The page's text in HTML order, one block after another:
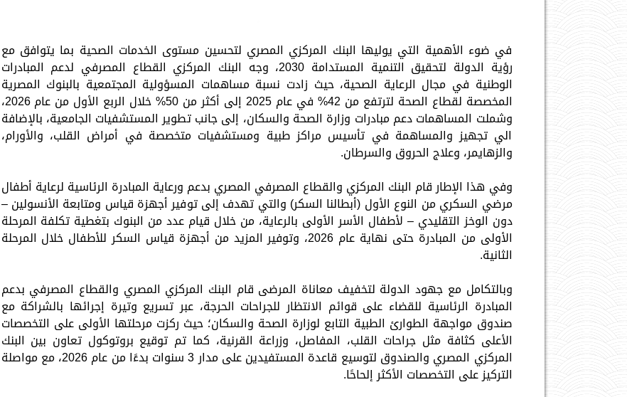
في ضوء الأهمية التي يوليها البنك المركزي المصري لتحسين مستوى الخدمات الصحية بما يتوافق مع
رؤية الدولة لتحقيق التنمية المستدامة 2030، وجه البنك المركزي القطاع المصرفي لدعم المبادرات
الوطنية في مجال الرعاية الصحية، حيث زادت نسبة مساهمات المسؤولية المجتمعية بالبنوك المصرية
المخصصة لقطاع الصحة لترتفع من 42% في عام 2025 إلى أكثر من 50% خلال الربع الأول من عام 2026،
وشملت المساهمات دعم مبادرات وزارة الصحة والسكان، إلى جانب تطوير المستشفيات الجامعية، بالإضافة
الي تجهيز والمساهمة في تأسيس مراكز طبية ومستشفيات متخصصة في أمراض القلب، والأورام،
والزهايمر، وعلاج الحروق والسرطان.
وفي هذا الإطار قام البنك المركزي والقطاع المصرفي المصري بدعم ورعاية المبادرة الرئاسية لرعاية أطفال
مرضي السكري من النوع الأول (أبطالنا السكر) والتي تهدف إلى توفير أجهزة قياس ومتابعة الأنسولين –
دون الوخز التقليدي – لأطفال الأسر الأولى بالرعاية، من خلال قيام عدد من البنوك بتغطية تكلفة المرحلة
الأولى من المبادرة حتى نهاية عام 2026، وتوفير المزيد من أجهزة قياس السكر للأطفال خلال المرحلة
الثانية.
وبالتكامل مع جهود الدولة لتخفيف معاناة المرضى قام البنك المركزي المصري والقطاع المصرفي بدعم
المبادرة الرئاسية للقضاء على قوائم الانتظار للجراحات الحرجة، عبر تسريع وتيرة إجرائها بالشراكة مع
صندوق مواجهة الطوارئ الطبية التابع لوزارة الصحة والسكان؛ حيث ركزت مرحلتها الأولى على التخصصات
الأعلى كثافة مثل جراحات القلب، المفاصل، وزراعة القرنية، كما تم توقيع بروتوكول تعاون بين البنك
المركزي المصري والصندوق لتوسيع قاعدة المستفيدين على مدار 3 سنوات بدءًا من عام 2026، مع مواصلة
التركيز على التخصصات الأكثر إلحاحًا.